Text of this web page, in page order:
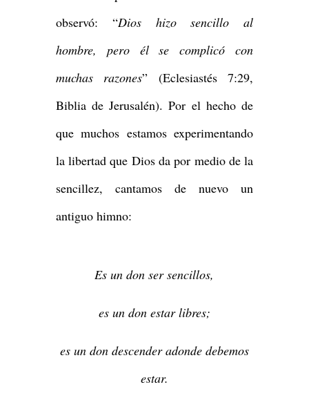
observó: “Dios hizo sencillo al
hombre, pero él se complicó con
muchas razones” (Eclesiastés 7:29,
Biblia de Jerusalén). Por el hecho de
que muchos estamos experimentando
la libertad que Dios da por medio de la
sencillez, cantamos de nuevo un
antiguo himno:
Es un don ser sencillos,
es un don estar libres;
es un don descender adonde debemos
estar.